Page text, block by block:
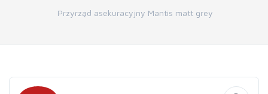
Przyrząd asekuracyjny Mantis matt grey